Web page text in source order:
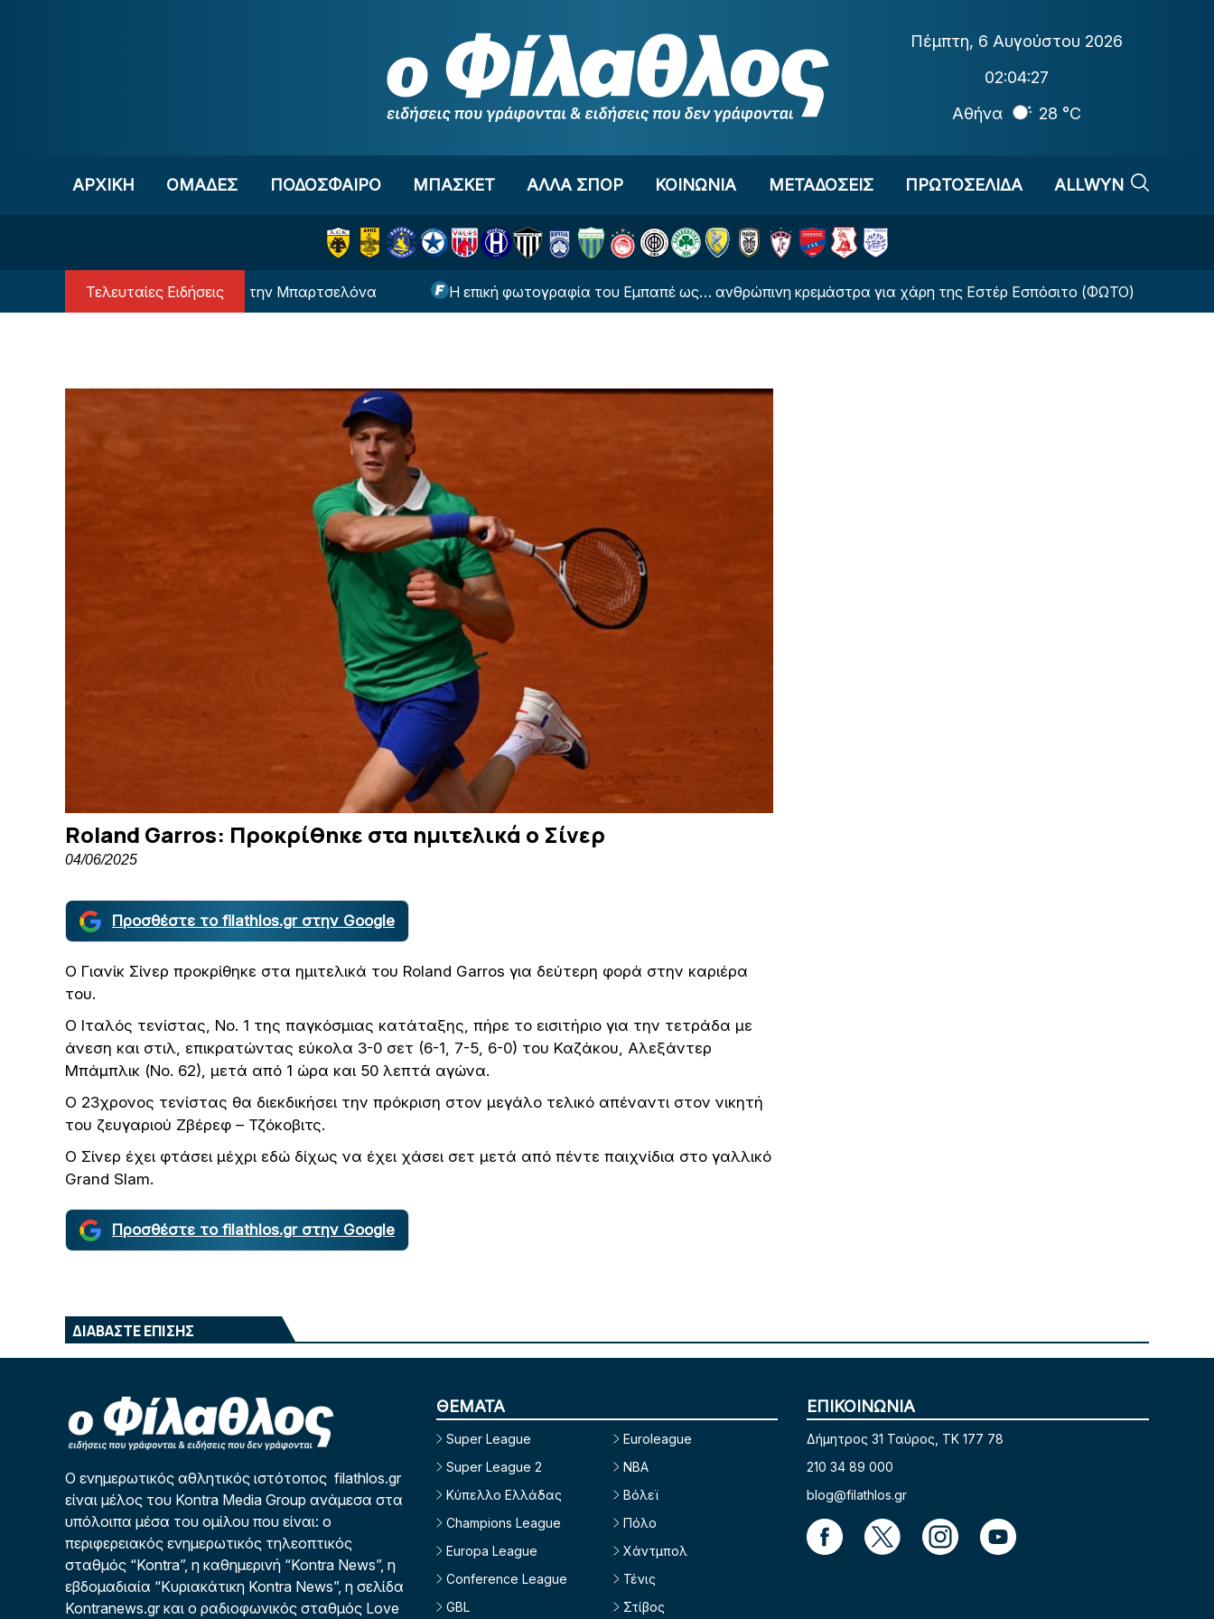
Πέμπτη, 6 Αυγούστου 2026
02:04:28
Αθήνα
28 °C
ΑΡΧΙΚΗ OΜΑΔΕΣ ΠΟΔΟΣΦΑΙΡΟ ΜΠΑΣΚΕΤ ΑΛΛΑ ΣΠΟΡ ΚΟΙΝΩΝΙΑ ΜΕΤΑΔΟΣΕΙΣ ΠΡΩΤΟΣΕΛΙΔΑ ALLWYN
Τελευταίες Ειδήσεις
Ο Μέσι… επιστρέφει στην Μπαρτσελόνα Η επική φωτογραφία του Εμπαπέ ως… ανθρώπινη κρεμάστρα για χάρη της Εστέρ Εσπόσιτο (ΦΩΤΟ)
Roland Garros: Προκρίθηκε στα ημιτελικά ο Σίνερ
04/06/2025
Προσθέστε το filathlos.gr στην Google
Ο Γιανίκ Σίνερ προκρίθηκε στα ημιτελικά του Roland Garros για δεύτερη φορά στην καριέρα
του.
Ο Ιταλός τενίστας, Νο. 1 της παγκόσμιας κατάταξης, πήρε το εισιτήριο για την τετράδα με
άνεση και στιλ, επικρατώντας εύκολα 3-0 σετ (6-1, 7-5, 6-0) του Καζάκου, Αλεξάντερ
Μπάμπλικ (Νο. 62), μετά από 1 ώρα και 50 λεπτά αγώνα.
Ο 23χρονος τενίστας θα διεκδικήσει την πρόκριση στον μεγάλο τελικό απέναντι στον νικητή
του ζευγαριού Ζβέρεφ – Τζόκοβιτς.
Ο Σίνερ έχει φτάσει μέχρι εδώ δίχως να έχει χάσει σετ μετά από πέντε παιχνίδια στο γαλλικό
Grand Slam.
Προσθέστε το filathlos.gr στην Google
ΔΙΑΒΑΣΤΕ ΕΠΙΣΗΣ
Ο ενημερωτικός αθλητικός ιστότοπος filathlos.gr
είναι μέλος του Kontra Media Group ανάμεσα στα
υπόλοιπα μέσα του ομίλου που είναι: ο
περιφερειακός ενημερωτικός τηλεοπτικός
σταθμός “Kontra”, η καθημερινή “Kontra News”, η
εβδομαδιαία “Κυριακάτικη Kontra News”, η σελίδα
Kontranews.gr και ο ραδιοφωνικός σταθμός Love
ΘΕΜΑΤΑ
Super League
Super League 2
Κύπελλο Ελλάδας
Champions League
Europa League
Conference League
GBL
Euroleague
NBA
Βόλεϊ
Πόλο
Χάντμπολ
Τένις
Στίβος
ΕΠΙΚΟΙΝΩΝΙΑ
Δήμητρος 31 Ταύρος, TK 177 78
210 34 89 000
blog@filathlos.gr